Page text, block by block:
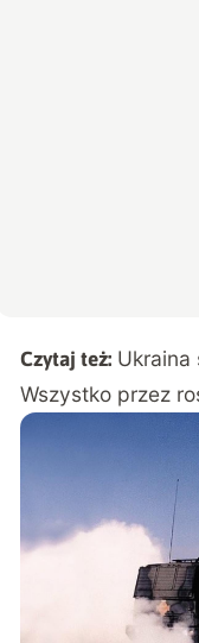
Czytaj też: Ukraina
Wszystko przez